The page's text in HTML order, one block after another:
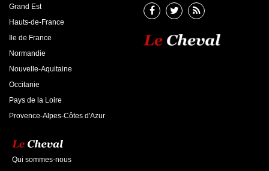
Grand Est
Hauts-de-France
Ile de France
Normandie
Nouvelle-Aquitaine
Occitanie
Pays de la Loire
Provence-Alpes-Côtes d'Azur
Qui sommes-nous